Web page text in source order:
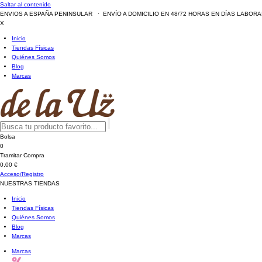
Saltar al contenido
ENVIOS A ESPAÑA PENINSULAR · ENVÍO A DOMICILIO EN 48/72 HORAS EN DÍAS
X
Inicio
Tiendas Físicas
Quiénes Somos
Blog
Marcas
Bolsa
0
Tramitar Compra
0,00 €
Acceso/Registro
NUESTRAS TIENDAS
Inicio
Tiendas Físicas
Quiénes Somos
Blog
Marcas
Marcas